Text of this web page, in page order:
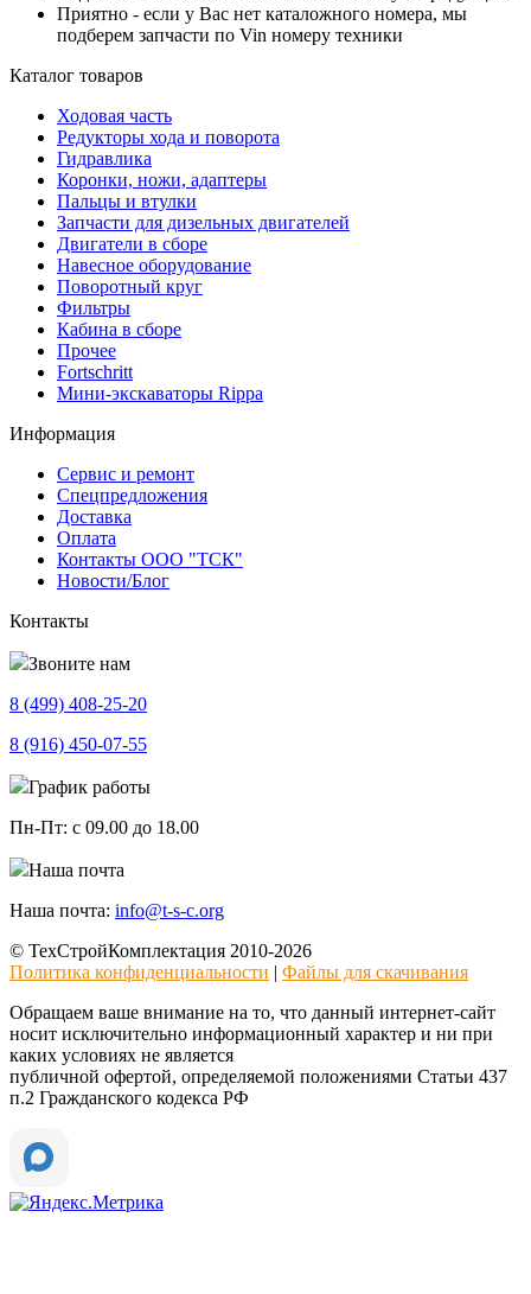
Приятно - если у Вас нет каталожного номера, мы
подберем запчасти по Vin номеру техники
Каталог товаров
Ходовая часть
Редукторы хода и поворота
Гидравлика
Коронки, ножи, адаптеры
Пальцы и втулки
Запчасти для дизельных двигателей
Двигатели в сборе
Навесное оборудование
Поворотный круг
Фильтры
Кабина в сборе
Прочее
Fortschritt
Мини-экскаваторы Rippa
Информация
Сервис и ремонт
Спецпредложения
Доставка
Оплата
Контакты ООО "ТСК"
Новости/Блог
Контакты
Звоните нам
8 (499) 408-25-20
8 (916) 450-07-55
График работы
Пн-Пт: с 09.00 до 18.00
Наша почта
Наша почта: info@t-s-c.org
© ТехСтройКомплектация 2010-2026
Политика конфиденциальности
Файлы для скачивания
Обращаем ваше внимание на то, что данный интернет-сайт
носит исключительно информационный характер и ни при
каких условиях не является
публичной офертой, определяемой положениями Статьи 437
п.2 Гражданского кодекса РФ